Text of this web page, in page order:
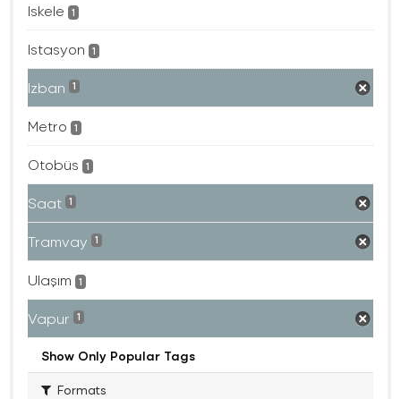
Iskele 1
Istasyon 1
Izban 1
Metro 1
Otobüs 1
Saat 1
Tramvay 1
Ulaşım 1
Vapur 1
Show Only Popular Tags
Formats